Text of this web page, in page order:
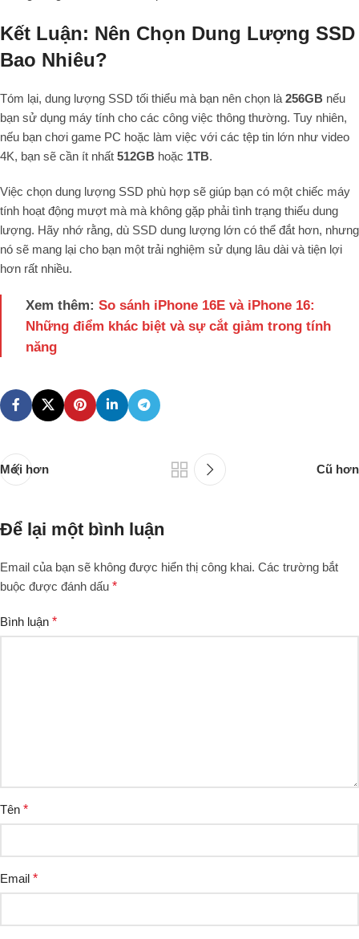
Kết Luận: Nên Chọn Dung Lượng SSD
Bao Nhiêu?
Tóm lại, dung lượng SSD tối thiểu mà bạn nên chọn là 256GB nếu
bạn sử dụng máy tính cho các công việc thông thường. Tuy nhiên,
nếu bạn chơi game PC hoặc làm việc với các tệp tin lớn như video
4K, bạn sẽ cần ít nhất 512GB hoặc 1TB.
Việc chọn dung lượng SSD phù hợp sẽ giúp bạn có một chiếc máy
tính hoạt động mượt mà mà không gặp phải tình trạng thiếu dung
lượng. Hãy nhớ rằng, dù SSD dung lượng lớn có thể đắt hơn, nhưng
nó sẽ mang lại cho bạn một trải nghiệm sử dụng lâu dài và tiện lợi
hơn rất nhiều.
Xem thêm: So sánh iPhone 16E và iPhone 16:
Những điểm khác biệt và sự cắt giảm trong tính
năng
Mới hơn Cũ hơn
Để lại một bình luận
Email của bạn sẽ không được hiển thị công khai. Các trường bắt
buộc được đánh dấu *
Bình luận *
Tên *
Email *